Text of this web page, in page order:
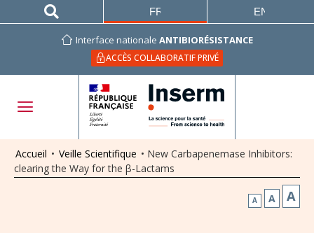
Interface nationale ANTIBIORÉSISTANCE
ACCÈS COLLABORATIF PRIVÉ
FRANÇAIS ENGLISH
Accueil • Veille Scientifique • New Carbapenemase Inhibitors:
clearing the Way for the β-Lactams
A A A